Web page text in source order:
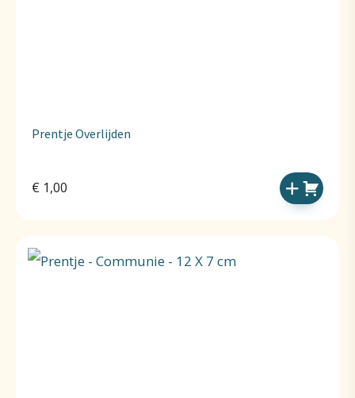
Prentje Overlijden
€ 1,00